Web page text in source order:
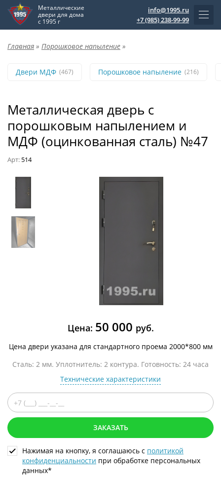
Металлические
двери для дома
с 1995 г
info@1995.ru
+7 (985) 238-99-99
Главная » Порошковое напыление »
Двери МДФ (467) Порошковое напыление (216)
Металлическая дверь с
порошковым напылением и
МДФ (оцинкованная сталь) №47
Арт: 514
Цена: 50 000 руб.
Цена двери указана для стандартного проема 2000*800 мм
Сталь: 2 мм. Уплотнитель: 2 контура. Готовность: 24 часа
Технические характеристики
ЗАКАЗАТЬ
Нажимая на кнопку, я соглашаюсь с политикой
конфиденциальности при обработке персональных
данных*